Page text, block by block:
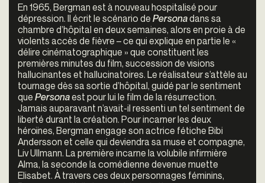
En 1965, Bergman est à nouveau hospitalisé pour
dépression. Il écrit le scénario de Personadans sa
chambre d’hôpital en deux semaines, alors en proie à de
violents accès de fièvre – ce qui explique en partie le «
délire cinématographique » que constituent les
premières minutes du film, succession de visions
hallucinantes et hallucinatoires. Le réalisateur s’attèle au
tournage dès sa sortie d’hôpital, guidé par le sentiment
que Personaest pour lui le film de la résurrection.
Jamais auparavant n’avait-il ressenti un tel sentiment de
liberté durant la création. Pour incarner les deux
héroïnes, Bergman engage son actrice fétiche Bibi
Andersson et celle qui deviendra sa muse et compagne,
Liv Ullmann. La première incarne la volubile infirmière
Alma, la seconde la comédienne devenue muette
Elisabet. À travers ces deux personnages féminins,